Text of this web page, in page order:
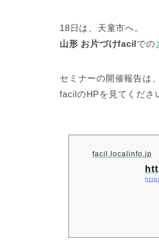
18日は、天童市へ。
山形 お片づけfacilでの
セミナーの開催報告は、
facilのHPを見てくださ
facil.localinfo.jp